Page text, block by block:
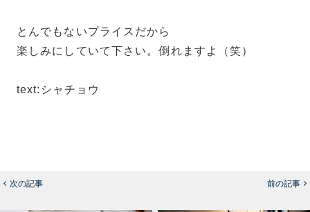
とんでもないプライスだから
楽しみにしていて下さい。倒れますよ（笑）
text:シャチョウ
次の記事 前の記事